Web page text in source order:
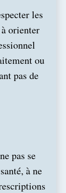
les
orienter
ou
pas de
pas se
à ne